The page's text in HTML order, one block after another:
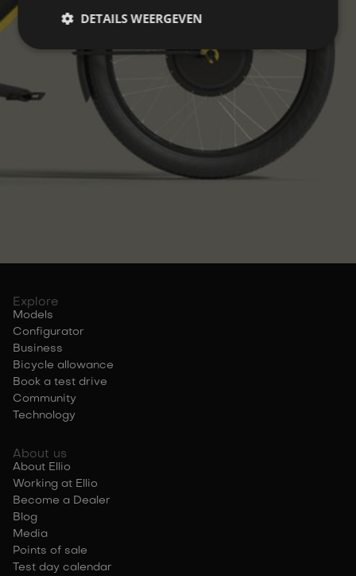
Explore
Models
Configurator
Business
Bicycle allowance
Book a test drive
Community
Technology
About us
About Ellio
Working at Ellio
Become a Dealer
Blog
Media
Points of sale
Test day calendar
DETAILS WEERGEVEN